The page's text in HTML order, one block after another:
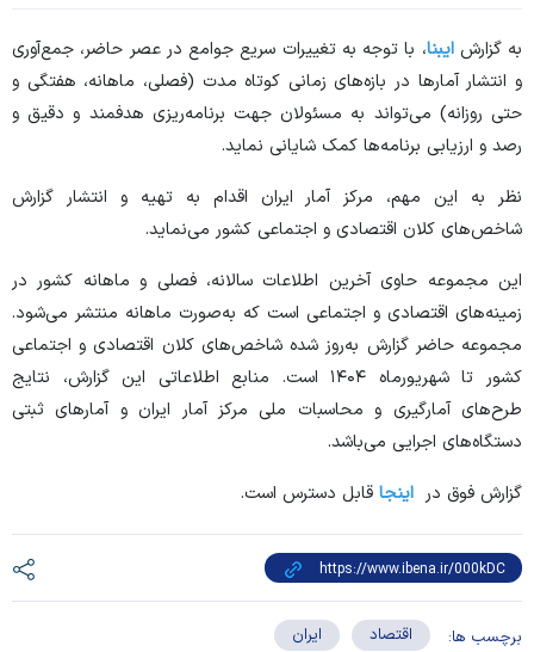
به گزارشایبنا، با توجه به تغییرات سریع جوامع در عصر حاضر، جمع‌آوری
و انتشار آمار‌ها در بازه‌های زمانی کوتاه مدت (فصلی، ماهانه، هفتگی و
حتی روزانه) می‌تواند به مسئولان جهت برنامه‌ریزی هدفمند و دقیق و
رصد و ارزیابی برنامه‌ها کمک شایانی نماید.
نظر به این مهم، مرکز آمار ایران اقدام به تهیه و انتشار گزارش
شاخص‌های کلان اقتصادی و اجتماعی کشور می‌نماید.
این مجموعه حاوی آخرین اطلاعات سالانه، فصلی و ماهانه کشور در
زمینه‌های اقتصادی و اجتماعی است که به‌صورت ماهانه منتشر می‌شود.
مجموعه حاضر گزارش به‌روز شده شاخص‌های کلان اقتصادی و اجتماعی
کشور تا شهریورماه ۱۴۰۴ است. منابع اطلاعاتی این گزارش، نتایج
طرح‌های آمارگیری و محاسبات ملی مرکز آمار ایران و آمار‌های ثبتی
دستگاه‌های اجرایی می‌باشد.
گزارش فوق در اینجا قابل دسترس است.
برچسب ها: اقتصاد ایران